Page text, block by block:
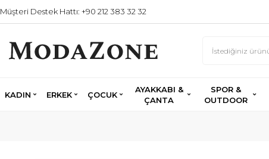
Müşteri Destek Hattı: +90 212 383 32 32
KADIN ERKEK ÇOCUK
AYAKKABI &
ÇANTA
SPOR &
OUTDOOR